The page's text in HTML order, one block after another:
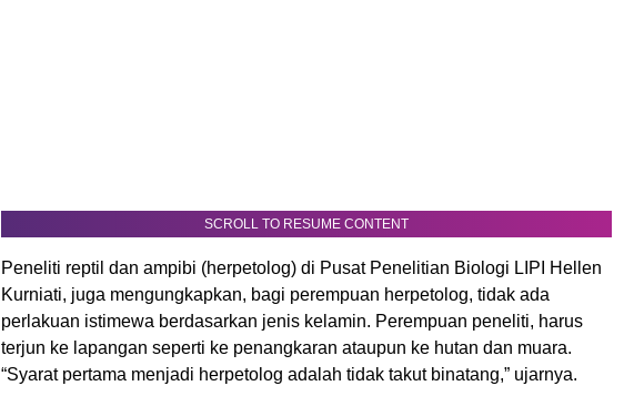
SCROLL TO RESUME CONTENT
Peneliti reptil dan ampibi (herpetolog) di Pusat Penelitian Biologi LIPI Hellen
Kurniati, juga mengungkapkan, bagi perempuan herpetolog, tidak ada
perlakuan istimewa berdasarkan jenis kelamin. Perempuan peneliti, harus
terjun ke lapangan seperti ke penangkaran ataupun ke hutan dan muara.
“Syarat pertama menjadi herpetolog adalah tidak takut binatang,” ujarnya.